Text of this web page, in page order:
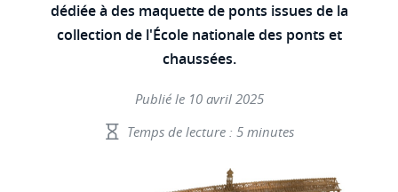
dédiée à des maquette de ponts issues de la
collection de l'École nationale des ponts et
chaussées.
Publié le 10 avril 2025
Temps de lecture : 5 minutes